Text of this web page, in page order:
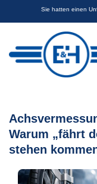
Sie hatten einen
GbR
-
Kfz-
Sachverständige
Warum „fährt
stehen